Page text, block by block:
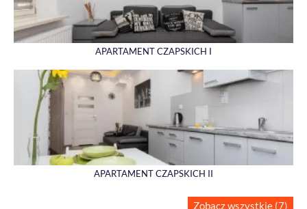
APARTAMENT CZAPSKICH I
APARTAMENT CZAPSKICH II
Zobacz wszystkie (7)